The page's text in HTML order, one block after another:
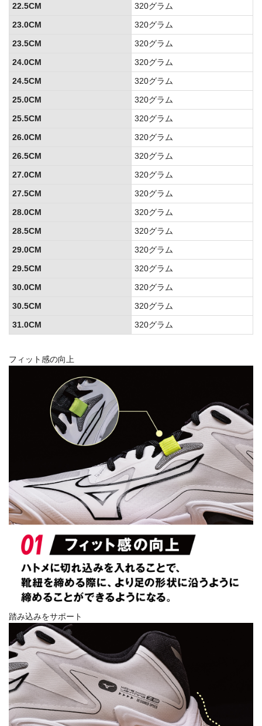
フィット感の向上
踏み込みをサポート
22.5CM
320グラム
23.0CM
320グラム
23.5CM
320グラム
24.0CM
320グラム
24.5CM
320グラム
25.0CM
320グラム
25.5CM
320グラム
26.0CM
320グラム
26.5CM
320グラム
27.0CM
320グラム
27.5CM
320グラム
28.0CM
320グラム
28.5CM
320グラム
29.0CM
320グラム
29.5CM
320グラム
30.0CM
320グラム
30.5CM
320グラム
31.0CM
320グラム